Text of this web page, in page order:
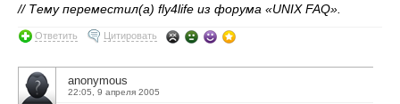
// Тему переместил(а) fly4life из форума «UNIX FAQ».
Ответить Цитировать
anonymous
22:05, 9 апреля 2005